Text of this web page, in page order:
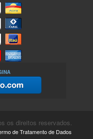
os direitos reservados.
de Tratamento de Dados